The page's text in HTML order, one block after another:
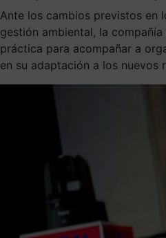
Ante los cambios previstos en
gestión ambiental, la
práctica para acompañar a
en su adaptación a los nuevos